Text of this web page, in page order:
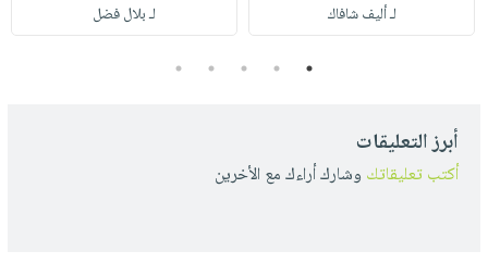
لـ أليف شافاك
لـ بلال فضل
1
2
3
4
5
أبرز التعليقات
أكتب تعليقاتك وشارك أراءك مع الأخرين